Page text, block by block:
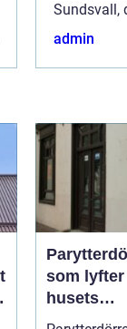
Sundsvall,
kyliga, har
admin
som lyfter
husets